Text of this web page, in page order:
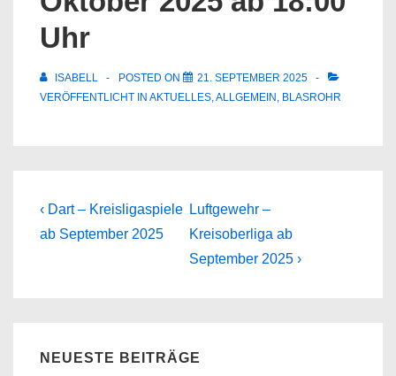
Uhr
ISABELL POSTED ON
21. SEPTEMBER 2025
VERÖFFENTLICHT IN AKTUELLES,ALLGEMEIN , BLASROHR
Beitragsnavigation
Previous
Post
‹ Dart – Kreisligaspiele
ab September 2025
Next
Post
is
Luftgewehr –
Kreisoberliga ab
September 2025 ›
NEUESTE BEITRÄGE